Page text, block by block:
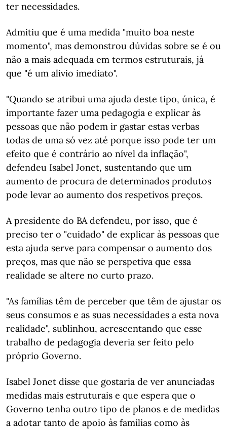
ter necessidades.
Admitiu que é uma medida "muito boa neste
momento", mas demonstrou dúvidas sobre se é ou
não a mais adequada em termos estruturais, já
que "é um alivio imediato".
"Quando se atribui uma ajuda deste tipo, única, é
importante fazer uma pedagogia e explicar às
pessoas que não podem ir gastar estas verbas
todas de uma só vez até porque isso pode ter um
efeito que é contrário ao nível da inflação",
defendeu Isabel Jonet, sustentando que um
aumento de procura de determinados produtos
pode levar ao aumento dos respetivos preços.
A presidente do BA defendeu, por isso, que é
preciso ter o "cuidado" de explicar às pessoas que
esta ajuda serve para compensar o aumento dos
preços, mas que não se perspetiva que essa
realidade se altere no curto prazo.
"As famílias têm de perceber que têm de ajustar os
seus consumos e as suas necessidades a esta nova
realidade", sublinhou, acrescentando que esse
trabalho de pedagogia deveria ser feito pelo
próprio Governo.
Isabel Jonet disse que gostaria de ver anunciadas
medidas mais estruturais e que espera que o
Governo tenha outro tipo de planos e de medidas
a adotar tanto de apoio às famílias como às